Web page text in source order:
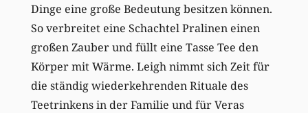
Dinge eine große Bedeutung besitzen können.
So verbreitet eine Schachtel Pralinen einen
großen Zauber und füllt eine Tasse Tee den
Körper mit Wärme. Leigh nimmt sich Zeit für
die ständig wiederkehrenden Rituale des
Teetrinkens in der Familie und für Veras